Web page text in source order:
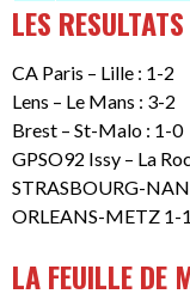
LES RESULTATS
CA Paris – Lille : 1-2
Lens – Le Mans : 3-2
Brest – St-Malo : 1-0
GPSO92 Issy – La
STRASBOURG-
ORLEANS-METZ 1-1
LA FEUILLE DE